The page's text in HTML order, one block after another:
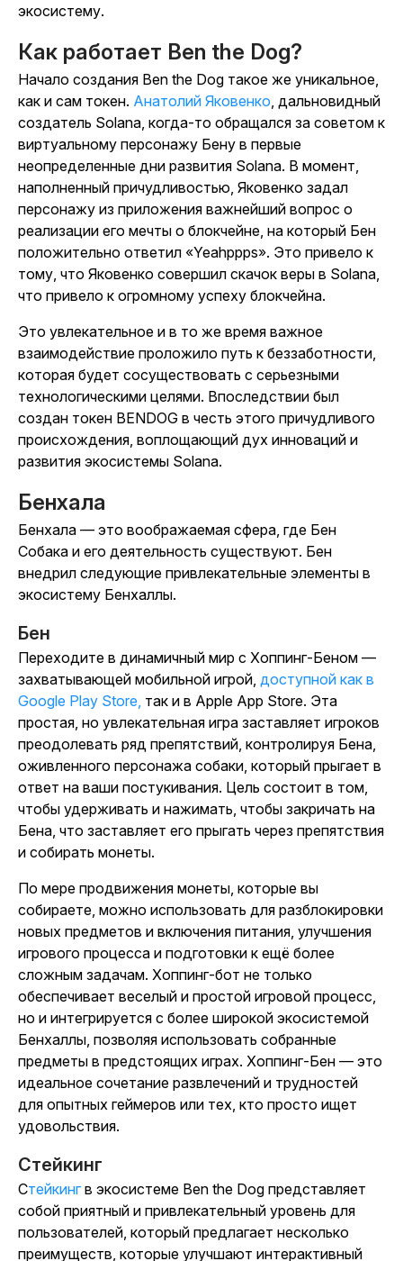
экосистему.
Как работает Ben the Dog?
Начало создания Ben the Dog такое же уникальное,
как и сам токен. Анатолий Яковенко, дальновидный
создатель Solana, когда-то обращался за советом к
виртуальному персонажу Бену в первые
неопределенные дни развития Solana. В момент,
наполненный причудливостью, Яковенко задал
персонажу из приложения важнейший вопрос о
реализации его мечты о блокчейне, на который Бен
положительно ответил «Yeahppps». Это привело к
тому, что Яковенко совершил скачок веры в Solana,
что привело к огромному успеху блокчейна.
Это увлекательное и в то же время важное
взаимодействие проложило путь к беззаботности,
которая будет сосуществовать с серьезными
технологическими целями. Впоследствии был
создан токен BENDOG в честь этого причудливого
происхождения, воплощающий дух инноваций и
развития экосистемы Solana.
Бенхала
Бенхала — это воображаемая сфера, где Бен
Собака и его деятельность существуют. Бен
внедрил следующие привлекательные элементы в
экосистему Бенхаллы.
Бен
Переходите в динамичный мир с Хоппинг-Беном —
захватывающей мобильной игрой, доступной как в
Google Play Store, так и в Apple App Store. Эта
простая, но увлекательная игра заставляет игроков
преодолевать ряд препятствий, контролируя Бена,
оживленного персонажа собаки, который прыгает в
ответ на ваши постукивания. Цель состоит в том,
чтобы удерживать и нажимать, чтобы закричать на
Бена, что заставляет его прыгать через препятствия
и собирать монеты.
По мере продвижения монеты, которые вы
собираете, можно использовать для разблокировки
новых предметов и включения питания, улучшения
игрового процесса и подготовки к ещё более
сложным задачам. Хоппинг-бот не только
обеспечивает веселый и простой игровой процесс,
но и интегрируется с более широкой экосистемой
Бенхаллы, позволяя использовать собранные
предметы в предстоящих играх. Хоппинг-Бен — это
идеальное сочетание развлечений и трудностей
для опытных геймеров или тех, кто просто ищет
удовольствия.
Стейкинг
Стейкингв экосистеме Ben the Dog представляет
собой приятный и привлекательный уровень для
пользователей, который предлагает несколько
преимуществ, которые улучшают интерактивный